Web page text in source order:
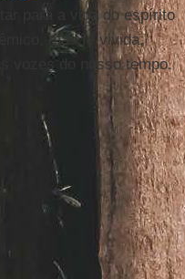
para a vida do espírito
mas fé vivida,
vozes do nosso tempo.